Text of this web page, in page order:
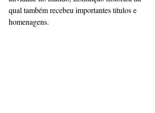
qual também recebeu importantes títulos e
homenagens.